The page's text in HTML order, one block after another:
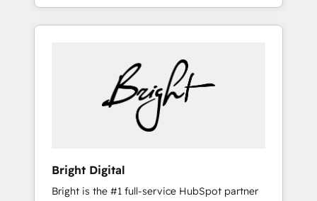
for mid-market & enterprise companies. We
are woman-owned, powered by coffee, and
Impact Award 🏆2022 Technical Expertise
Impact Award 🏆2022 Platform Migration
Excellence Impact Award 🏆2020 Elite
Solutions Partner 🏆2019 Integrations
Website Design HubSpot Impact Award 🏆
2017 Website Design HubSpot Impact Award
Bright Digital
Bright is the #1 full-service HubSpot partner